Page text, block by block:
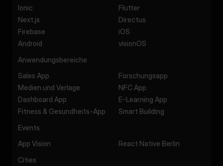
Ionic
Flutter
Next.js
Directus
Firebase
iOS
Android
visionOS
Anwendungsbereiche
Sales App
Forschungsapp
Medien und Verlage
NFC App
Dashboard App
E-Learning App
Fitness & Gesundheits-App
Smart Building
Events
App Vision
React Native Berlin
Cities